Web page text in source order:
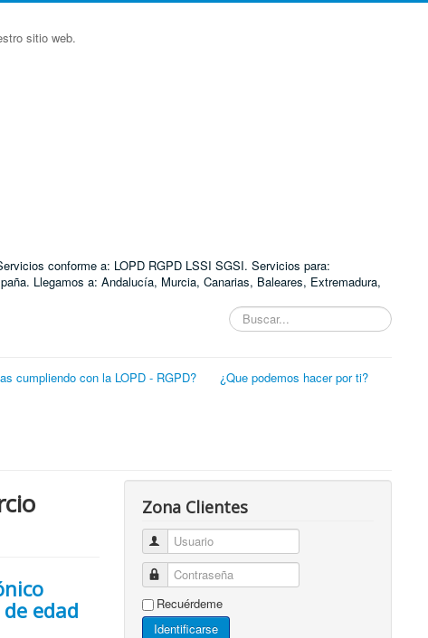
sitio web.
conforme a: LOPD RGPD LSSI SGSI. Servicios para:
Llegamos a: Andalucía, Murcia, Canarias, Baleares, Extremadura,
Buscar...
cumpliendo con la LOPD - RGPD?
¿Que podemos hacer por ti?
edad
Zona Clientes
Usuario
Contraseña
Recuérdeme
Identificarse